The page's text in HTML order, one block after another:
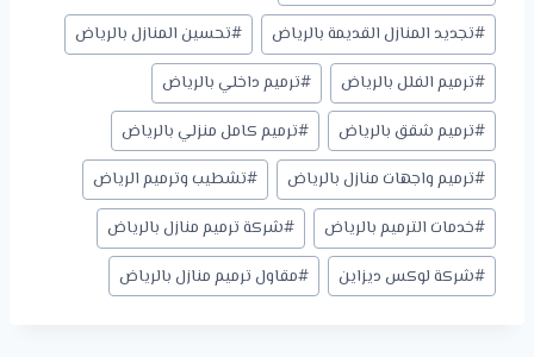
#تجديد المنازل القديمة بالرياض #تحسين المنازل بالرياض
#ترميم الفلل بالرياض #ترميم داخلي بالرياض
#ترميم شقق بالرياض #ترميم كامل منزلي بالرياض
#ترميم واجهات منازل بالرياض #تشطيب وترميم الرياض
#خدمات الترميم بالرياض #شركة ترميم منازل بالرياض
#شركة لوكس ديزاين #مقاول ترميم منازل بالرياض